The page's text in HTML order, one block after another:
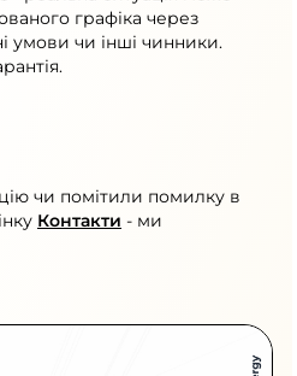
графіка через
умови чи інші чинники.
чи помітили помилку в
Контакти - ми